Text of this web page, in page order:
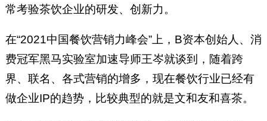
常考验茶饮企业的研发、创新力。
在“2021中国餐饮营销力峰会”上，B资本创始人、消
费冠军黑马实验室加速导师王岑就谈到，随着跨
界、联名、各式营销的增多，现在餐饮行业已经有
做企业IP的趋势，比较典型的就是文和友和喜茶。